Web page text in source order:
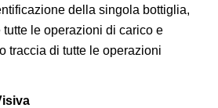
della singola bottiglia,
le operazioni di carico e
traccia di tutte le operazioni